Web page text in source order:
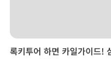
록키투어 하면 카일가이드!